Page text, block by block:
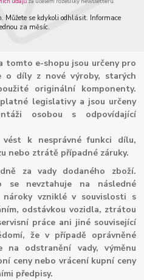
Můžete se kdykoli odhlásit. Informace
za měsíc.
tomto e-shopu jsou určeny pro
o díly z nové výroby, starých
originální komponenty.
legislativy a jsou určeny
osobou s odpovídající
vést k nesprávné funkci dílu,
nebo ztrátě případné záruky.
za vady dodaného zboží.
se nevztahuje na následné
vzniklé v souvislosti s
odstávkou vozidla, ztrátou
práce ani jiné související
že v případě oprávněné
na odstranění vady, výměnu
ceny nebo vrácení kupní ceny
předpisy.